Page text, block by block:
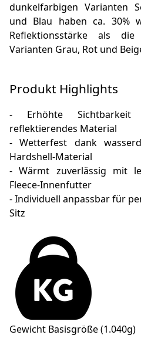
dunkelfarbigen Varianten
und Blau haben ca. 30%
Reflektionsstärke als die
Varianten Grau, Rot und
Produkt Highlights
- Erhöhte Sichtbarkeit
reflektierendes Material
- Wetterfest dank
Hardshell-Material
- Wärmt zuverlässig mit
Fleece-Innenfutter
- Individuell anpassbar für
Sitz
Gewicht Basisgröße (1.040g)